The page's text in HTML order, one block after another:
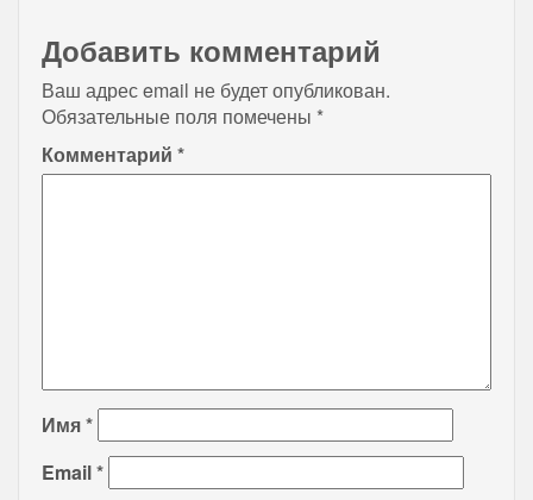
Добавить комментарий
Ваш адрес email не будет опубликован.
Обязательные поля помечены *
Комментарий *
Имя*
Email*